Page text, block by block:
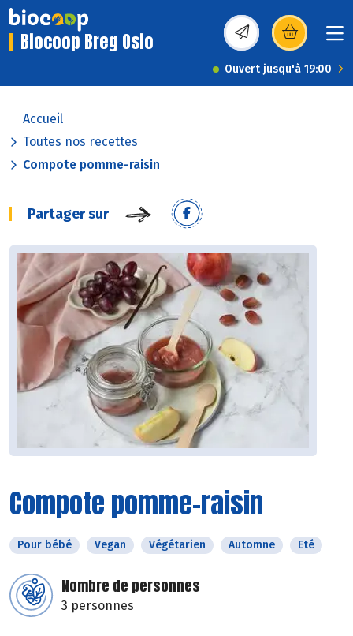
Biocoop Breg Osio (s’ouvre dans une
Ouvert jusqu'à 19:00
Accueil
Toutes nos recettes
Compote pomme-raisin
Partager sur
Compote pomme-raisin
Pour bébé Vegan Végétarien Automne Eté
Nombre de personnes
3 personnes